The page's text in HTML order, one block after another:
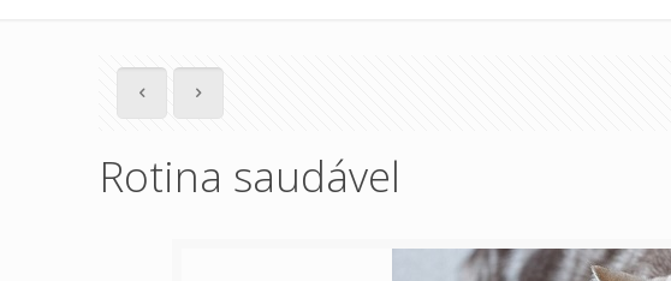
Rotina saudável